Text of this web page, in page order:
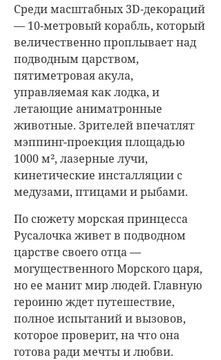
Среди масштабных 3D-декораций
— 10-метровый корабль, который
величественно проплывает над
подводным царством,
пятиметровая акула,
управляемая как лодка, и
летающие аниматронные
животные. Зрителей впечатлят
мэппинг-проекция площадью
1000 м², лазерные лучи,
кинетические инсталляции с
медузами, птицами и рыбами.
По сюжету морская принцесса
Русалочка живет в подводном
царстве своего отца —
могущественного Морского царя,
но ее манит мир людей. Главную
героиню ждет путешествие,
полное испытаний и вызовов,
которое проверит, на что она
готова ради мечты и любви.